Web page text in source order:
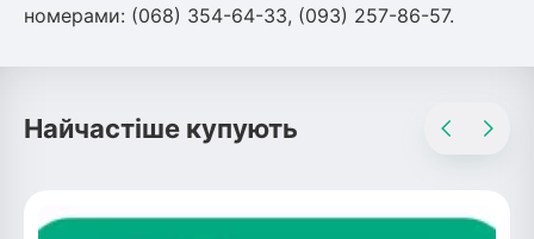
номерами: (068) 354-64-33, (093) 257-86-57.
Найчастіше купують